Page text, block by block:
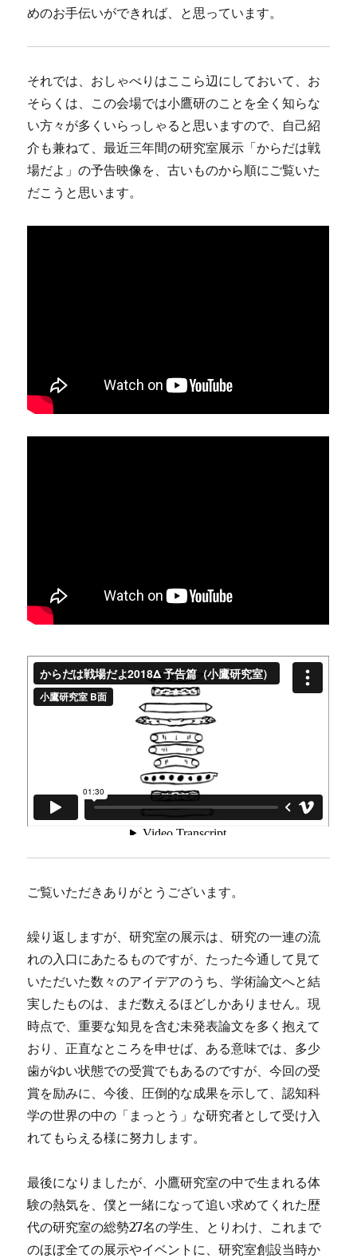
めのお手伝いができれば、と思っています。
それでは、おしゃべりはここら辺にしておいて、お
そらくは、この会場では小鷹研のことを全く知らな
い方々が多くいらっしゃると思いますので、自己紹
介も兼ねて、最近三年間の研究室展示「からだは戦
場だよ」の予告映像を、古いものから順にご覧いた
だこうと思います。
ご覧いただきありがとうございます。
繰り返しますが、研究室の展示は、研究の一連の流
れの入口にあたるものですが、たった今通して見て
いただいた数々のアイデアのうち、学術論文へと結
実したものは、まだ数えるほどしかありません。現
時点で、重要な知見を含む未発表論文を多く抱えて
おり、正直なところを申せば、ある意味では、多少
歯がゆい状態での受賞でもあるのですが、今回の受
賞を励みに、今後、圧倒的な成果を示して、認知科
学の世界の中の「まっとう」な研究者として受け入
れてもらえる様に努力します。
最後になりましたが、小鷹研究室の中で生まれる体
験の熱気を、僕と一緒になって追い求めてくれた歴
代の研究室の総勢27名の学生、とりわけ、これまで
のほぼ全ての展示やイベントに、研究室創設当時か